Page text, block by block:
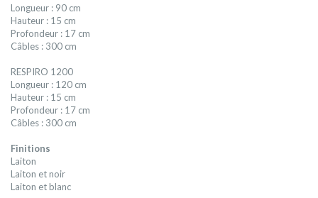
Longueur : 90 cm
Hauteur : 15 cm
Profondeur : 17 cm
Câbles : 300 cm
RESPIRO 1200
Longueur : 120 cm
Hauteur : 15 cm
Profondeur : 17 cm
Câbles : 300 cm
Finitions
Laiton
Laiton et noir
Laiton et blanc